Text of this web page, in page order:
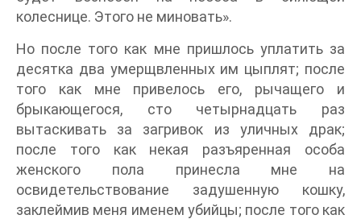
колеснице. Этого не миновать».
Но после того как мне пришлось уплатить за
десятка два умерщвленных им цыплят; после
того как мне привелось его, рычащего и
брыкающегося, сто четырнадцать раз
вытаскивать за загривок из уличных драк;
после того как некая разъяренная особа
женского пола принесла мне на
освидетельствование задушенную кошку,
заклеймив меня именем убийцы; после того как